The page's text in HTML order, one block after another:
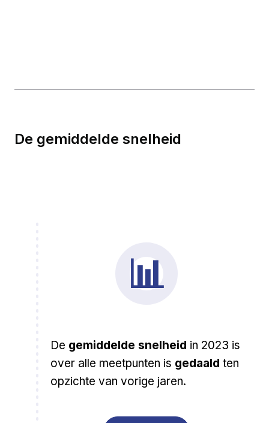
De gemiddelde snelheid
📊
De gemiddelde snelheid in 2023 is
over alle meetpunten is gedaald ten
opzichte van vorige jaren.